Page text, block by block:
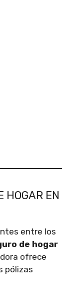
HOGAR EN
entre los
de hogar
ofrece
pólizas